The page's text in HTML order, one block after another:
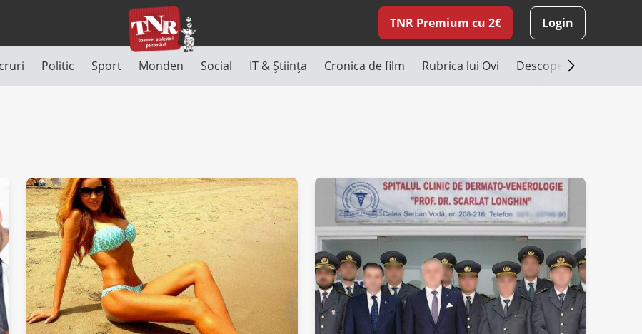
TNR Premium cu 2€ Login
Politic Sport Monden Social IT & Știința Cronica de film Rubrica lui Ovi Descoperă România